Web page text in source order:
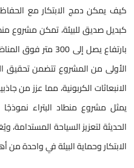
كيف يمكن دمج الابتكار مع الحفاظ
كبديل صديق للبيئة، تمكن مشروع
بارتفاع يصل إلى 300
الأولى من المشروع تتضمن تحقيق
الانبعاثات الكربونية، مما عزز من
يمثل مشروع منطاد البتراء نموذجًا
الحديثة لتعزيز السياحة
الابتكار وحماية البيئة في واحدة من